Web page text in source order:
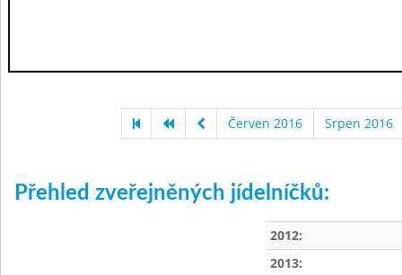
Červen 2016 Srpen 2016
Přehled zveřejněných jídelníčků:
2012:
2013: